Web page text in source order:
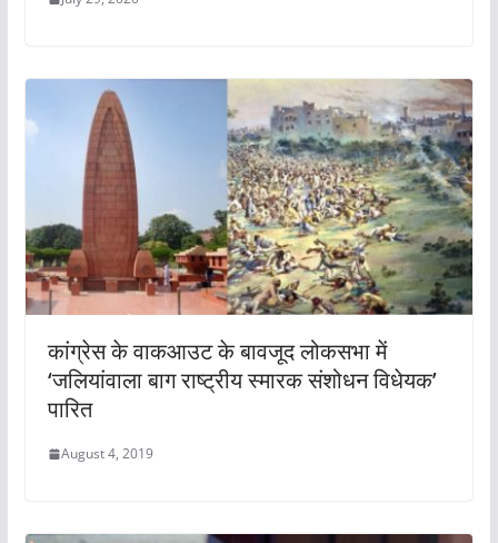
कांग्रेस के वाकआउट के बावजूद लोकसभा में
‘जलियांवाला बाग राष्ट्रीय स्मारक संशोधन विधेयक’
पारित
August 4, 2019